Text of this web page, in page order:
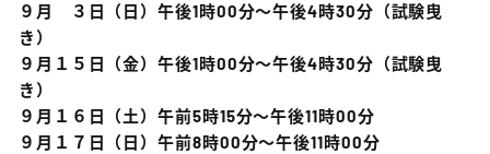
９月 ３日（日）午後1時00分～午後4時30分（試験曳
き）
９月１５日（金）午後1時00分～午後4時30分（試験曳
き）
９月１６日（土）午前5時15分～午後11時00分
９月１７日（日）午前8時00分～午後11時00分